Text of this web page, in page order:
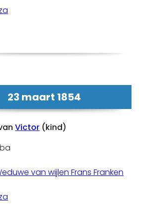
23 maart 1854
Victor (kind)
van wijlen Frans Franken